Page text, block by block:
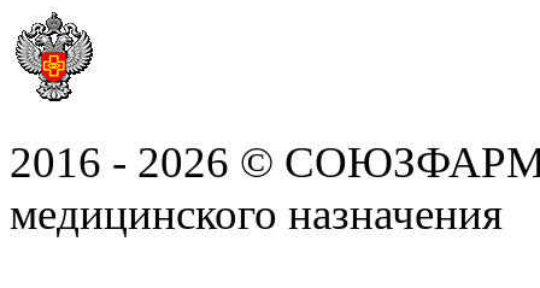
2016 - 2026 © СОЮЗФАРМ,
медицинского назначения